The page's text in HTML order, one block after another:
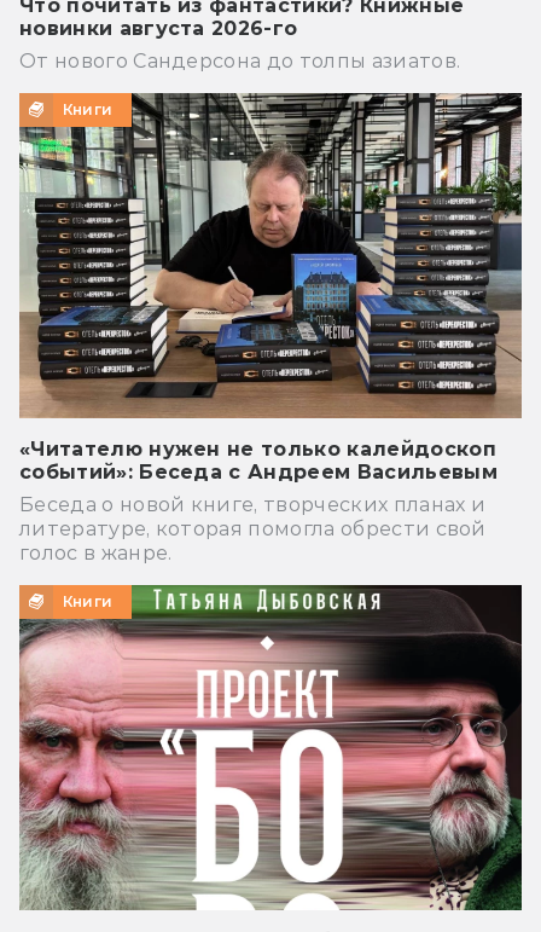
Что почитать из фантастики? Книжные
новинки августа 2026-го
От нового Сандерсона до толпы азиатов.
Книги
«Читателю нужен не только калейдоскоп
событий»: Беседа с Андреем Васильевым
Беседа о новой книге, творческих планах и
литературе, которая помогла обрести свой
голос в жанре.
Книги